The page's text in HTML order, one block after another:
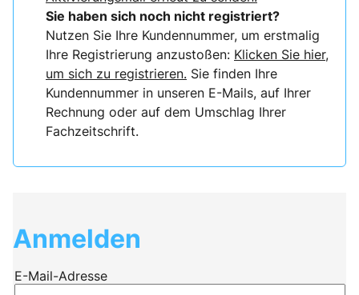
Sie haben sich noch nicht registriert?
Nutzen Sie Ihre Kundennummer, um erstmalig
Ihre Registrierung anzustoßen: Klicken Sie hier,
um sich zu registrieren. Sie finden Ihre
Kundennummer in unseren E-Mails, auf Ihrer
Rechnung oder auf dem Umschlag Ihrer
Fachzeitschrift.
Anmelden